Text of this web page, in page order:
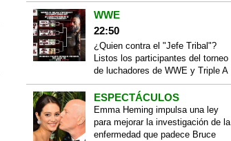
WWE
22:50
¿Quien contra el "Jefe Tribal"?
Listos los participantes del torneo
de luchadores de WWE y Triple A
ESPECTÁCULOS
Emma Heming impulsa una ley
para mejorar la investigación de la
enfermedad que padece Bruce